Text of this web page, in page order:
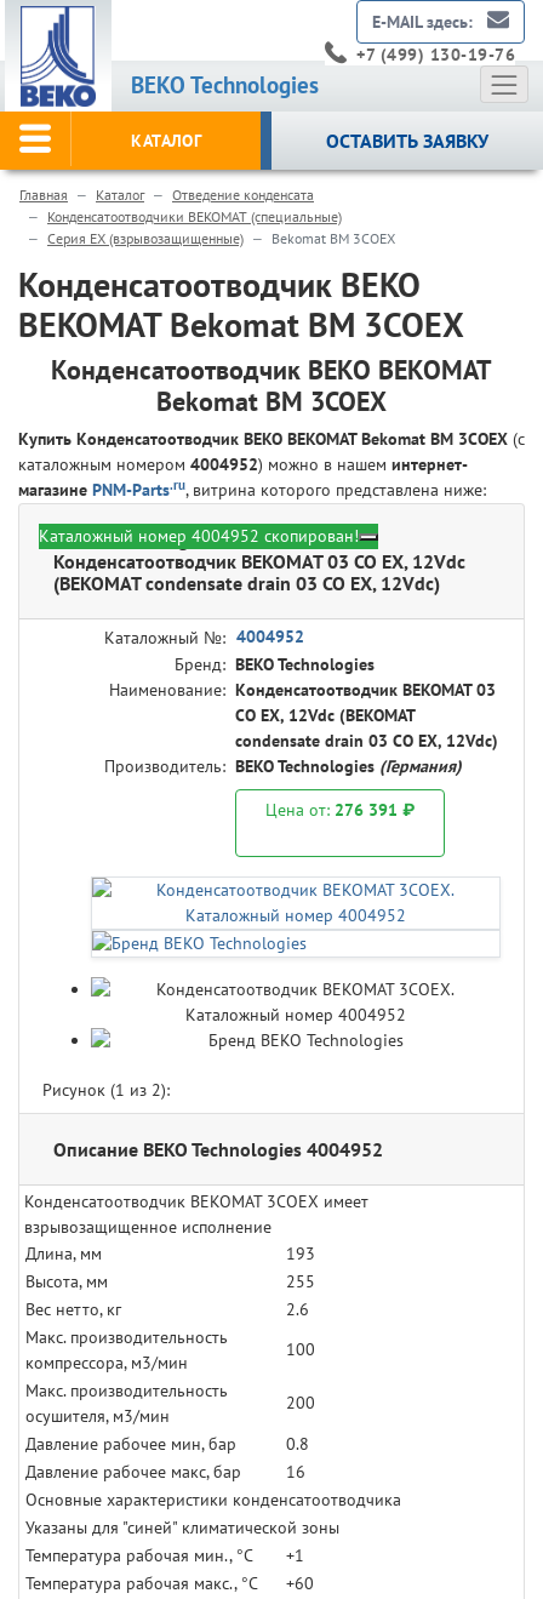
BEKO Technologies
E-MAIL здесь:
+7 (499) 130-19-76
КАТАЛОГ ОСТАВИТЬ ЗАЯВКУ
Главная Каталог
Отведение конденсата
Конденсатоотводчики BEKOMAT (специальные)
Серия EX (взрывозащищенные)
Bekomat BM 3COEX
Конденсатоотводчик BEKO
BEKOMAT Bekomat BM 3COEX
Конденсатоотводчик BEKO BEKOMAT
Bekomat BM 3COEX
Купить Конденсатоотводчик BEKO BEKOMAT Bekomat BM 3COEX (с
каталожным номером 4004952) можно в нашем интернет-
магазине PNM-Parts.ru, витрина которого представлена ниже:
BEKO Technologies 4004952 -
Конденсатоотводчик BEKOMAT 03 CO EX, 12Vdc
(BEKOMAT condensate drain 03 CO EX, 12Vdc)
Каталожный №: 4004952
Бренд: BEKO Technologies
Наименование: Конденсатоотводчик BEKOMAT 03
CO EX, 12Vdc (BEKOMAT
condensate drain 03 CO EX, 12Vdc)
Производитель: BEKO Technologies (Германия)
Цена от: 276 391 ₽
Рисунок (1 из 2):
Каталожный номер 4004952 скопирован!
Описание BEKO Technologies 4004952
Конденсатоотводчик BEKOMAT 3COEX имеет
взрывозащищенное исполнение
Длина, мм
193
Высота, мм
255
Вес нетто, кг
2.6
Макс. производительность
компрессора, м3/мин
100
Макс. производительность
осушителя, м3/мин
200
Давление рабочее мин, бар
0.8
Давление рабочее макс, бар
16
Основные характеристики конденсатоотводчика
Указаны для "синей" климатической зоны
Температура рабочая мин., °С
+1
Температура рабочая макс., °С
+60